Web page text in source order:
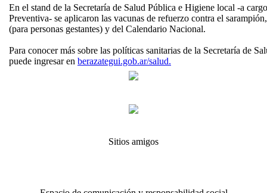
En el stand de la Secretaría de Salud Pública e Higiene local -a
Preventiva- se aplicaron las vacunas de refuerzo contra el
(para personas gestantes) y del Calendario Nacional.
Para conocer más sobre las políticas sanitarias de la Secretaría de
puede ingresar en berazategui.gob.ar/salud.
Sitios amigos